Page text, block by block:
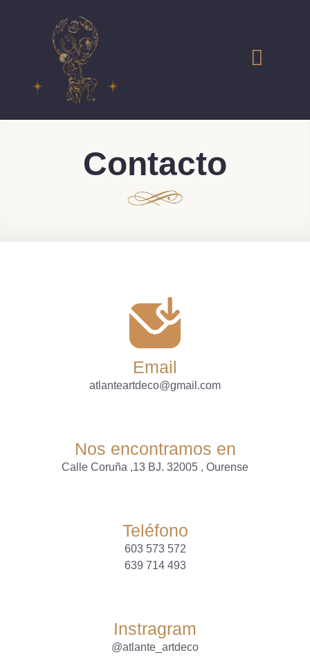
Contacto
Email
atlanteartdeco@gmail.com
Nos encontramos en
Calle Coruña ,13 BJ. 32005 , Ourense
Teléfono
603 573 572
639 714 493
Instragram
@atlante_artdeco